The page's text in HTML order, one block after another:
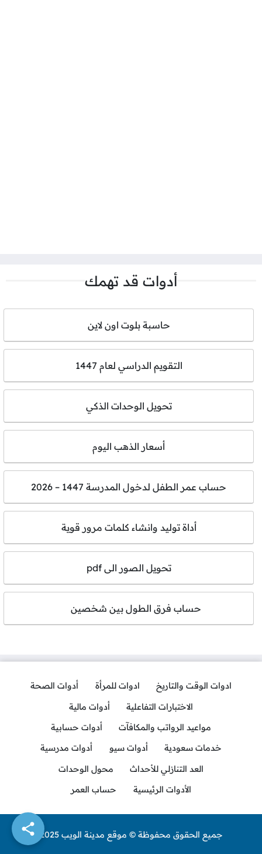
أدوات قد تهمك
حاسبة بلوت اون لاين
التقويم الدراسي لعام 1447
تحويل الوحدات الذكي
أسعار الذهب اليوم
حساب عمر الطفل لدخول المدرسة 1447 – 2026
أداة توليد وانشاء كلمات مرور قوية
تحويل الصور الى pdf
حساب فرق الطول بين شخصين
ادوات الوقت والتاريخ ادوات للمرأة
أدوات الصحة
الاختبارات التفاعلية
أدوات مالية
مواعيد الرواتب والمكافآت
أدوات حسابية
خدمات سعودية
أدوات سيو
أدوات مدرسية
العد التنازلي للأحداث
محول الوحدات
الأدوات الرئيسية
حساب العمر
جميع الحقوق محفوظة © موقع مدينة الويب 2025